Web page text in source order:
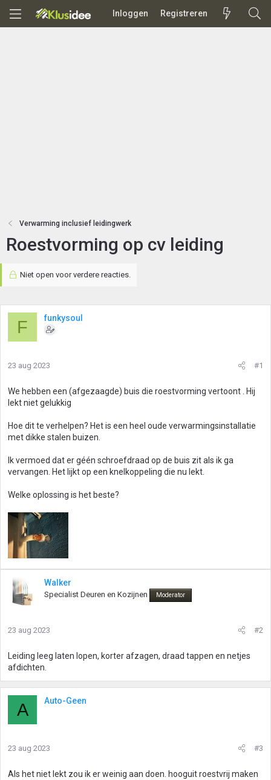
Inloggen Registreren
Verwarming inclusief leidingwerk
Roestvorming op cv leiding
Niet open voor verdere reacties.
F funkysoul
23 aug 2023 #1
We hebben een (afgezaagde) buis die roestvorming vertoont . Hij
lekt niet gelukkig
Hoe dit te verhelpen? Het is een heel oude verwarmingsinstallatie
met dikke stalen buizen.
Ik vermoed dat er géén schroefdraad op de buis zit als ik ga
vervangen. Het lijkt op een knelkoppeling die nu lekt.
Welke oplossing is het beste?
Walker
Specialist Deuren en Kozijnen Moderator
23 aug 2023 #2
Leiding leeg laten lopen, korter afzagen, draad tappen en netjes
afdichten.
A Auto-Geen
23 aug 2023 #3
Als het niet lekt zou ik er weinig aan doen. hooguit roestvrij maken